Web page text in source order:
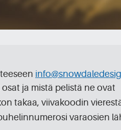
ja mistä pelistä ne ovat
takaa, viivakoodin
varaosien